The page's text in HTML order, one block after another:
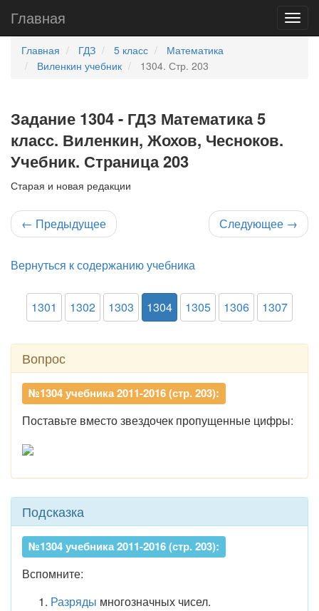
Главная
Главная ГДЗ 5 класс
Математика
Виленкин учебник
1304. Стр. 203
Задание 1304 - ГДЗ Математика 5
класс. Виленкин, Жохов, Чесноков.
Учебник. Страница 203
Старая и новая редакции
← Предыдущее Следующее →
Вернуться к содержанию учебника
1301 1302 1303 1304 1305 1306 1307
Вопрос
№1304 учебника 2011-2016 (стр. 203):
Поставьте вместо звездочек пропущенные цифры:
Подсказка
№1304 учебника 2011-2016 (стр. 203):
Вспомните:
Разряды многозначных чисел.